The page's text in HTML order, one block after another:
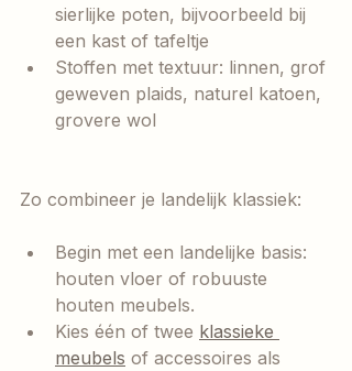
sierlijke poten, bijvoorbeeld bij
een kast of tafeltje
Stoffen met textuur: linnen, grof
geweven plaids, naturel katoen,
grovere wol
Zo combineer je landelijk klassiek:
Begin met een landelijke basis:
houten vloer of robuuste
houten meubels.
Kies één of twee klassieke
meubels of accessoires als